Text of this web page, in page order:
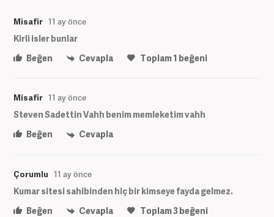
Misafir 11 ay önce
Kirli isler bunlar
Beğen
Cevapla Toplam1 beğeni
Misafir 11 ay önce
Steven Sadettin Vahh benim memleketim vahh
Beğen
Cevapla
Çorumlu 11 ay önce
Kumar sitesi sahibinden hiç bir kimseye fayda gelmez.
Beğen
Cevapla Toplam3beğeni